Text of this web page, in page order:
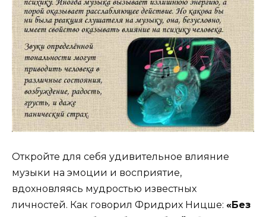
Откройте для себя удивительное влияние
музыки на эмоции и восприятие,
вдохновляясь мудростью известных
личностей. Как говорил Фридрих Ницше: «Без